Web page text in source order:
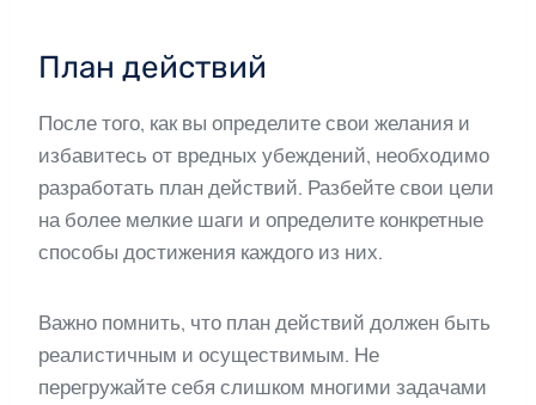
План действий
После того, как вы определите свои желания и
избавитесь от вредных убеждений, необходимо
разработать план действий. Разбейте свои цели
на более мелкие шаги и определите конкретные
способы достижения каждого из них.
Важно помнить, что план действий должен быть
реалистичным и осуществимым. Не
перегружайте себя слишком многими задачами